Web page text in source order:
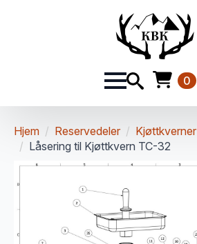
0
Hjem Reservedeler Kjøttkverner
Låsering til Kjøttkvern TC-32